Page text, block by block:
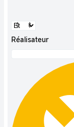
Réalisateur